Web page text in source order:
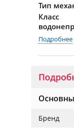
Тип
Класс
Подробнее
Бренд